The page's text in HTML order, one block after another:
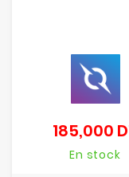
185,000
En stock